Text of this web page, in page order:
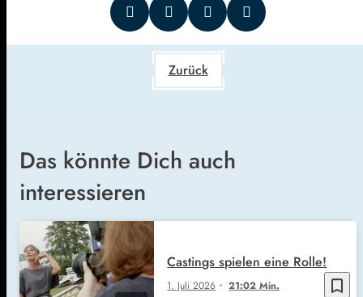
Zurück
Das könnte Dich auch
interessieren
bookmark_border
1. Juli 2026 21:02 Min.
Castings spielen eine Rolle!